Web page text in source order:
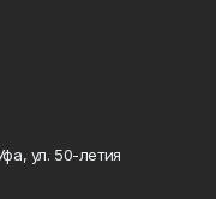
ул. 50-летия